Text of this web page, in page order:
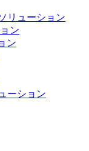
リューション
ン
ン
ーション